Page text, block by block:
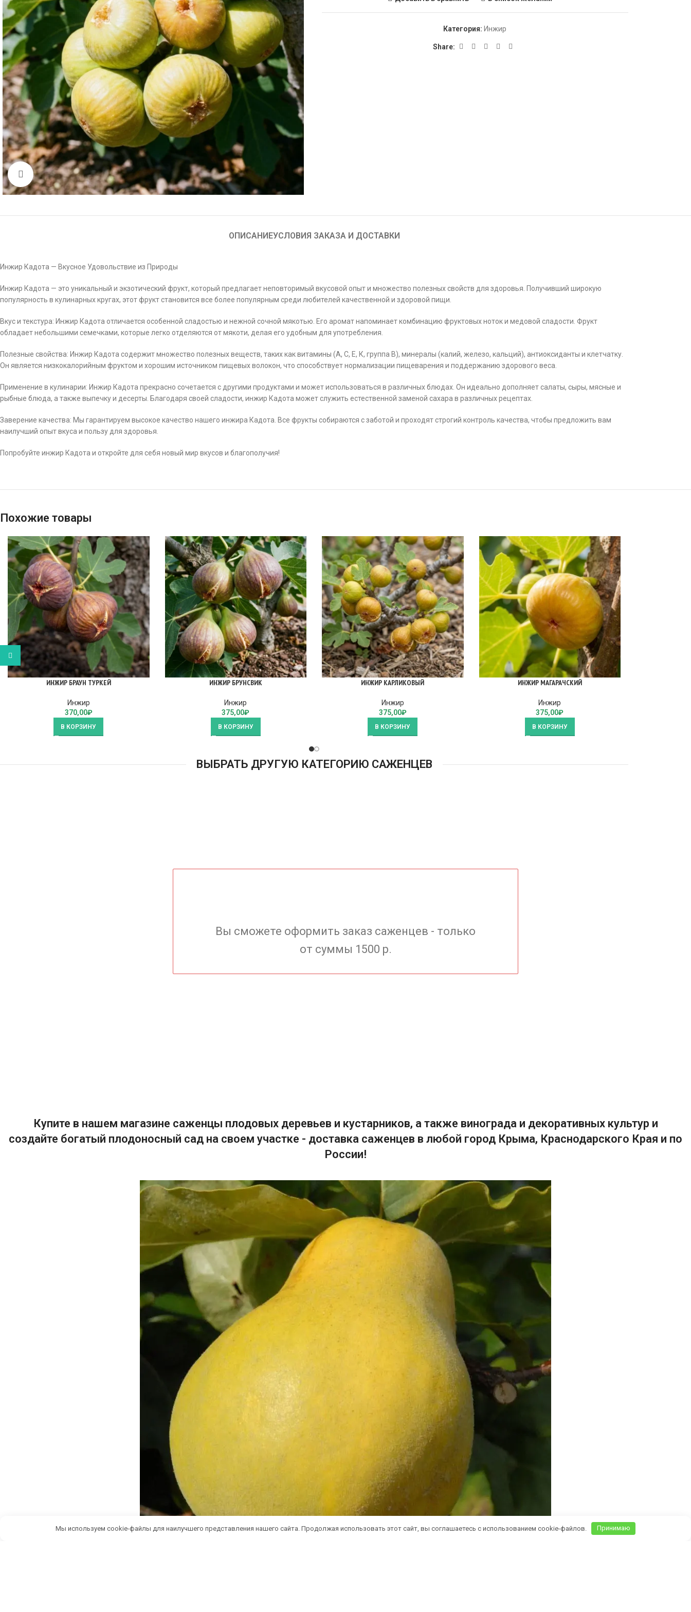
Click to enlarge
Категория: Инжир
Share:
ОПИСАНИЕУСЛОВИЯ ЗАКАЗА И ДОСТАВКИ
Инжир Кадота — Вкусное Удовольствие из Природы
Инжир Кадота — это уникальный и экзотический фрукт, который предлагает неповторимый вкусовой опыт и множество полезных свойств для здоровья. Получивший широкую
популярность в кулинарных кругах, этот фрукт становится все более популярным среди любителей качественной и здоровой пищи.
Вкус и текстура: Инжир Кадота отличается особенной сладостью и нежной сочной мякотью. Его аромат напоминает комбинацию фруктовых ноток и медовой сладости. Фрукт
обладает небольшими семечками, которые легко отделяются от мякоти, делая его удобным для употребления.
Полезные свойства: Инжир Кадота содержит множество полезных веществ, таких как витамины (А, С, Е, К, группа В), минералы (калий, железо, кальций), антиоксиданты и клетчатку.
Он является низкокалорийным фруктом и хорошим источником пищевых волокон, что способствует нормализации пищеварения и поддержанию здорового веса.
Применение в кулинарии: Инжир Кадота прекрасно сочетается с другими продуктами и может использоваться в различных блюдах. Он идеально дополняет салаты, сыры, мясные и
рыбные блюда, а также выпечку и десерты. Благодаря своей сладости, инжир Кадота может служить естественной заменой сахара в различных рецептах.
Заверение качества: Мы гарантируем высокое качество нашего инжира Кадота. Все фрукты собираются с заботой и проходят строгий контроль качества, чтобы предложить вам
наилучший опыт вкуса и пользу для здоровья.
Попробуйте инжир Кадота и откройте для себя новый мир вкусов и благополучия!
Похожие товары
ИНЖИР БРАУН ТУРКЕЙ
Инжир
370,00₽
В КОРЗИНУ
ИНЖИР БРУНСВИК
Инжир
375,00₽
В КОРЗИНУ
ИНЖИР КАРЛИКОВЫЙ
Инжир
375,00₽
В КОРЗИНУ
ИНЖИР МАГАРАЧСКИЙ
Инжир
375,00₽
В КОРЗИНУ
ВЫБРАТЬ ДРУГУЮ КАТЕГОРИЮ САЖЕНЦЕВ
Вы сможете оформить заказ саженцев - только
от суммы 1500 р.
Купите в нашем магазине саженцы плодовых деревьев и кустарников, а также винограда и декоративных культур и
создайте богатый плодоносный сад на своем участке - доставка саженцев в любой город Крыма, Краснодарского Края и по
России!
WhatsApp
Мы используем cookie-файлы для наилучшего представления нашего сайта. Продолжая использовать этот сайт, вы соглашаетесь с использованием cookie-файлов. Принимаю